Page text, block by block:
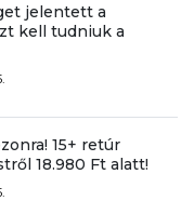
jelentett a
kell tudniuk a
15+ retúr
18.980 Ft alatt!